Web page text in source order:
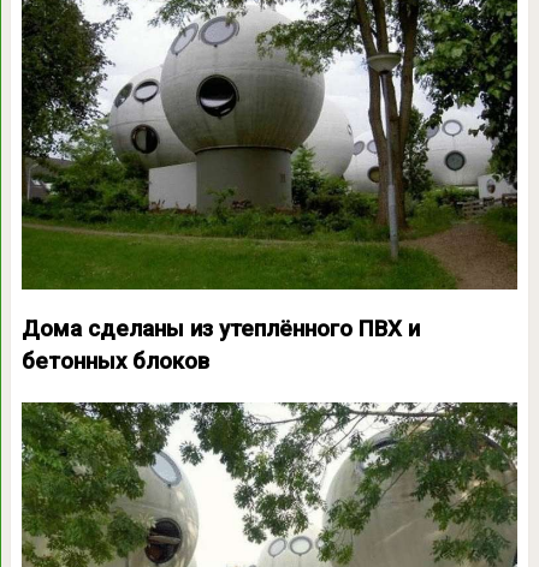
Дома сделаны из утеплённого ПВХ и
бетонных блоков